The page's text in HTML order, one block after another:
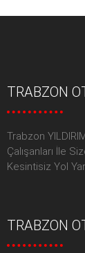
TRABZON
Trabzon
Çalışanları İle
Kesintisiz Yol
TRABZON